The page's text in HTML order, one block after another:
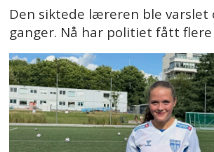
Den siktede læreren ble
ganger. Nå har politiet fått flere